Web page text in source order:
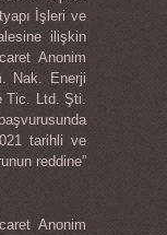
İşleri ve
ilişkin
Anonim
Nak. Enerji
Tic. Ltd. Şti.
tarihli ve
reddine”
Anonim